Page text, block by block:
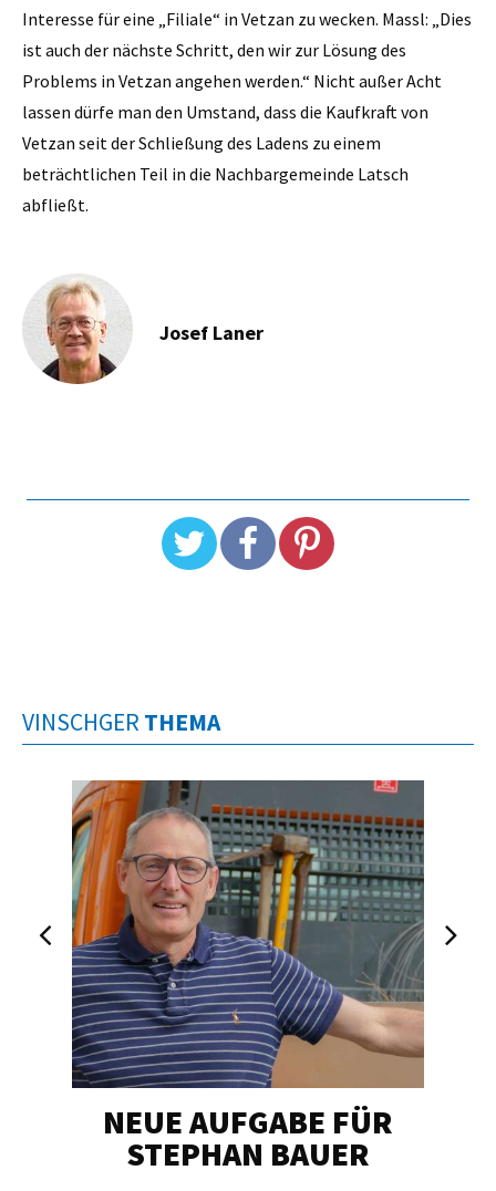
Interesse für eine „Filiale“ in ­Vetzan zu wecken. Massl: „Dies
ist auch der nächste Schritt, den wir zur Lösung des
Problems in Vetzan angehen werden.“ Nicht außer Acht
lassen dürfe man den Umstand, dass die Kaufkraft von
Vetzan seit der Schließung des Ladens zu einem
beträchtlichen Teil in die Nachbargemeinde Latsch
abfließt.
Josef Laner
VINSCHGER THEMA
NEUE AUFGABE FÜR
STEPHAN BAUER